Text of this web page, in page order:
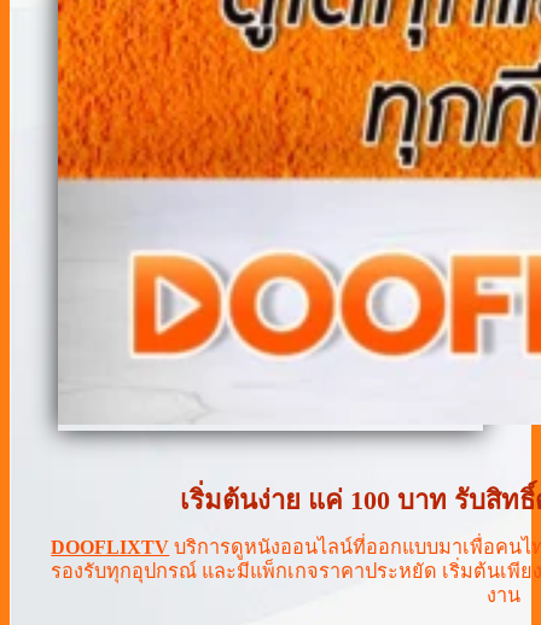
เริ่มต้นง่าย แค่ 100 บาท รับสิท
DOOFLIXTV บริการดูหนังออนไลน์ที่ออกแบบมาเพื่อคนไ
รองรับทุกอุปกรณ์ และมีแพ็กเกจราคาประหยัด เริ่มต้นเพี
งาน